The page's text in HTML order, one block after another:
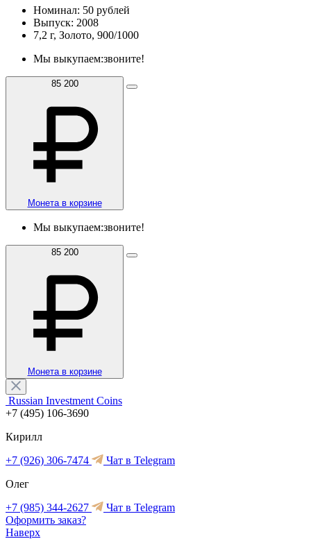
Номинал: 50 рублей
Выпуск: 2008
7,2 г, Золото, 900/1000
Мы выкупаем:звоните!
85 200
Монета в корзине
Мы выкупаем:звоните!
85 200
Монета в корзине
Russian Investment Coins
+7 (495) 106-3690
Кирилл
+7 (926) 306-7474
Чат в Telegram
Олег
+7 (985) 344-2627
Чат в Telegram
Оформить заказ?
Наверх